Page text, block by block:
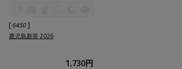
[ 6450 ]
鹿児島新茶 2026
1,730円